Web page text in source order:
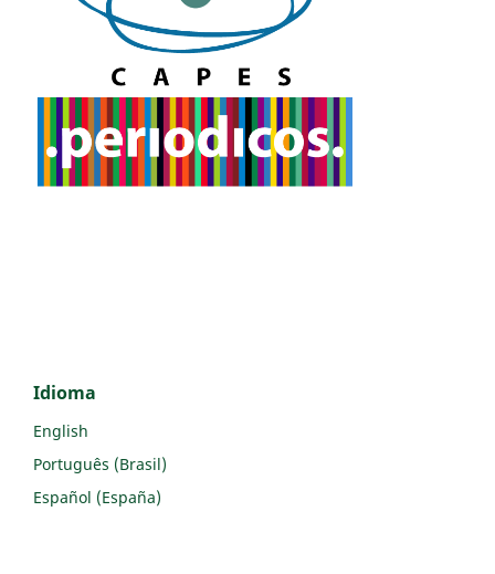
Idioma
English
Português (Brasil)
Español (España)